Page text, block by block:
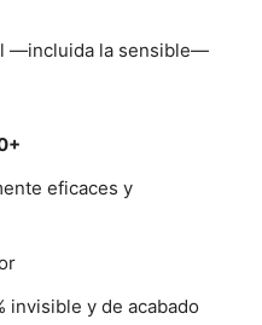
—incluida la sensible—
eficaces y
invisible y de acabado